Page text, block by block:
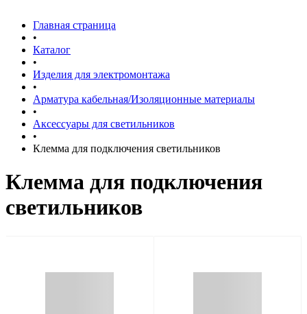
Главная страница
•
Каталог
•
Изделия для электромонтажа
•
Арматура кабельная/Изоляционные материалы
•
Аксессуары для светильников
•
Клемма для подключения светильников
Клемма для подключения
светильников